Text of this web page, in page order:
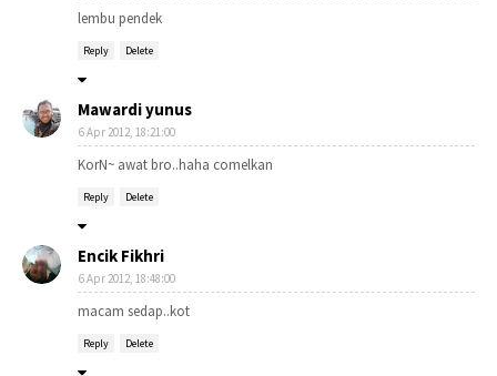
lembu pendek
Reply Delete
Mawardi yunus
6 Apr 2012, 18:21:00
KorN~ awat bro..haha comelkan
Reply Delete
Encik Fikhri
6 Apr 2012, 18:48:00
macam sedap..kot
Reply Delete